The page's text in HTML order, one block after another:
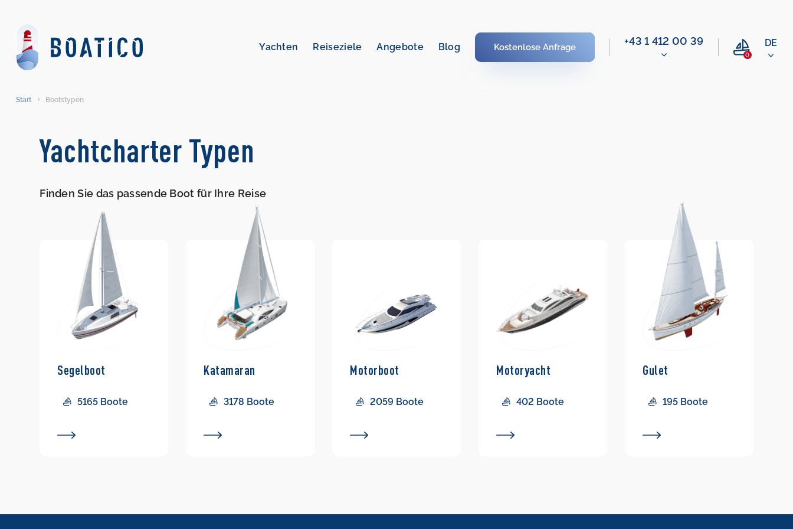
Yachten Reiseziele Angebote Blog Kostenlose Anfrage +43 1 412 00 39
0
DE
Start Bootstypen
Yachtcharter Typen
Finden Sie das passende Boot für Ihre Reise
Segelboot
5165 Boote
Katamaran
3178 Boote
Motorboot
2059 Boote
Motoryacht
402 Boote
Gulet
195 Boote